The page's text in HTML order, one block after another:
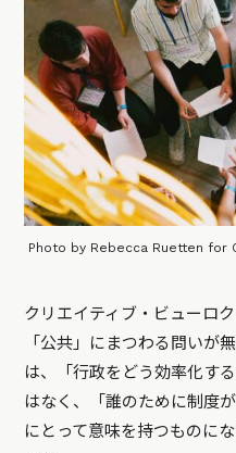
Photo by Rebecca Ruetten for
クリエイティブ・ビューロ
「公共」にまつわる問いが
は、「行政をどう効率化す
はなく、「誰のために制度
にとって意味を持つものに